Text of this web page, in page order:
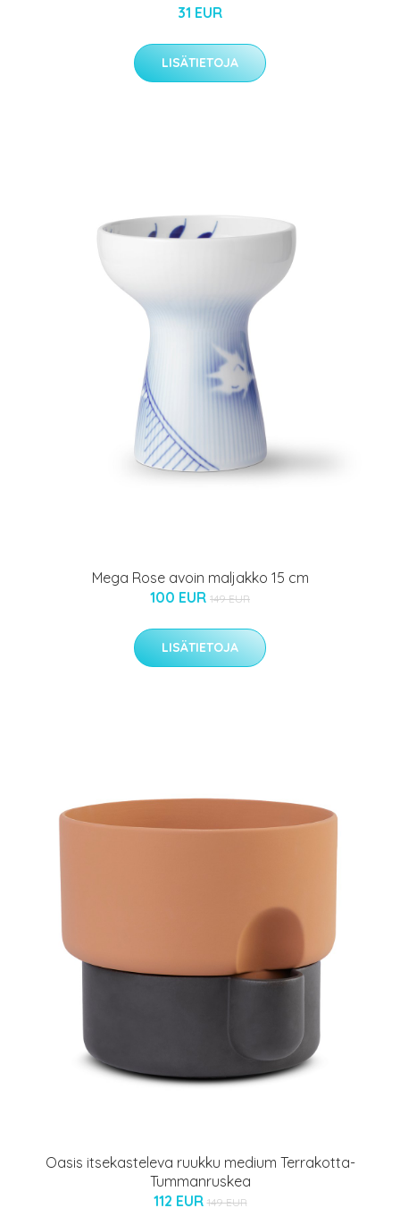
31 EUR
LISÄTIETOJA
Mega Rose avoin maljakko 15 cm
100 EUR 149 EUR
LISÄTIETOJA
Oasis itsekasteleva ruukku medium Terrakotta-
Tummanruskea
112 EUR 149 EUR